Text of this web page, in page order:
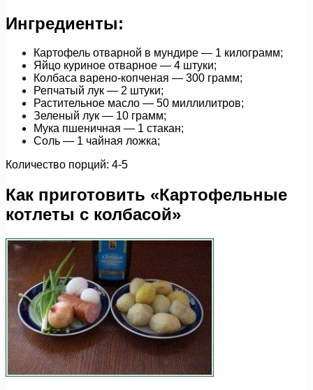
Ингредиенты:
Картофель отварной в мундире — 1 килограмм;
Яйцо куриное отварное — 4 штуки;
Колбаса варено-копченая — 300 грамм;
Репчатый лук — 2 штуки;
Растительное масло — 50 миллилитров;
Зеленый лук — 10 грамм;
Мука пшеничная — 1 стакан;
Соль — 1 чайная ложка;
Количество порций: 4-5
Как приготовить «Картофельные
котлеты с колбасой»